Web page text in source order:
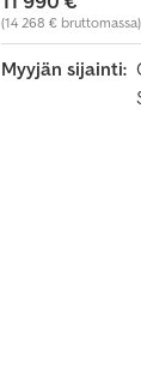
(14 268 € bruttomassa)
Myyjän sijainti: